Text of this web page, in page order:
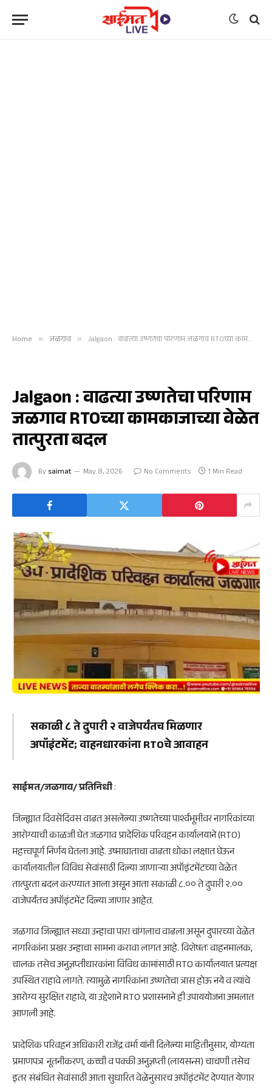
Home » जळगाव » Jalgaon : वाढत्या उष्णतेचा परिणाम जळगाव RTOच्या कामकाजाच्या वेळेत तात्पुरता बदल
Jalgaon : वाढत्या उष्णतेचा परिणाम
जळगाव RTOच्या कामकाजाच्या वेळेत
तात्पुरता बदल
By saimat May 8, 2026 No Comments 1 Min Read
सकाळी ८ ते दुपारी २ वाजेपर्यंतच मिळणार
अपॉइंटमेंट; वाहनधारकांना RTOचे आवाहन
साईमत/जळगाव/ प्रतिनिधी:
जिल्ह्यात दिवसेंदिवस वाढत असलेल्या उष्णतेच्या पार्श्वभूमीवर नागरिकांच्या
आरोग्याची काळजी घेत जळगाव प्रादेशिक परिवहन कार्यालयाने (RTO)
महत्त्वपूर्ण निर्णय घेतला आहे. उष्माघाताचा वाढता धोका लक्षात घेऊन
कार्यालयातील विविध सेवांसाठी दिल्या जाणाऱ्या अपॉइंटमेंटच्या वेळेत
तात्पुरता बदल करण्यात आला असून आता सकाळी ८.०० ते दुपारी २.००
वाजेपर्यंतच अपॉइंटमेंट दिल्या जाणार आहेत.
जळगाव जिल्ह्यात सध्या उन्हाचा पारा चांगलाच वाढला असून दुपारच्या वेळेत
नागरिकांना प्रखर उन्हाचा सामना करावा लागत आहे. विशेषतः वाहनमालक,
चालक तसेच अनुज्ञप्तीधारकांना विविध कामांसाठी RTO कार्यालयात प्रत्यक्ष
उपस्थित राहावे लागते. त्यामुळे नागरिकांना उष्णतेचा त्रास होऊ नये व त्यांचे
आरोग्य सुरक्षित राहावे, या उद्देशाने RTO प्रशासनाने ही उपाययोजना अमलात
आणली आहे.
प्रादेशिक परिवहन अधिकारी राजेंद्र वर्मा यांनी दिलेल्या माहितीनुसार, योग्यता
प्रमाणपत्र नूतनीकरण, कच्ची व पक्की अनुज्ञप्ती (लायसन्स) चाचणी तसेच
इतर संबंधित सेवांसाठी आता सुधारित वेळेनुसारच अपॉइंटमेंट देण्यात येणार